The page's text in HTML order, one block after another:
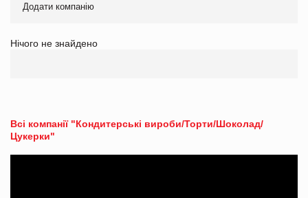
Додати компанію
Нічого не знайдено
Всі компанії "Кондитерські вироби/Торти/Шоколад/
Цукерки"